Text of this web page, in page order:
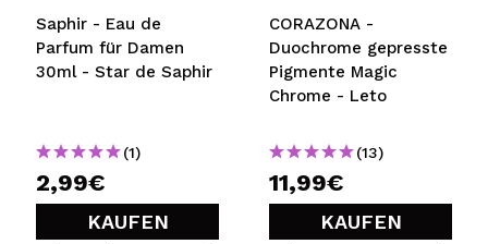
Saphir - Eau de
Parfum für Damen
30ml - Star de Saphir
(1)
2,99€
KAUFEN
CORAZONA -
Duochrome gepresste
Pigmente Magic
Chrome - Leto
(13)
11,99€
KAUFEN